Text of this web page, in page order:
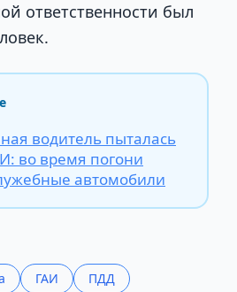
ответственности был
водитель пыталась
во время погони
автомобили
ГАИ ПДД